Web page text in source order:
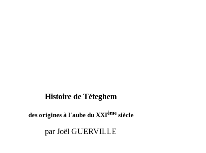
Histoire de Téteghem
des origines à l'aube du XXIèmesiècle
par Joël GUERVILLE